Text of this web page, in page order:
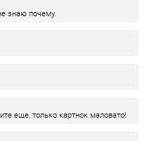
знаю почему.
еще, только картнок маловато!